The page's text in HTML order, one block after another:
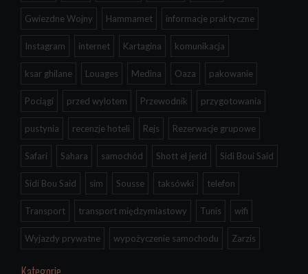
Gwiezdne Wojny Hammamet informacje praktyczne
Instagram internet Kartagina komunikacja
ksar ghilane Louages Medina Oaza pakowanie
Pociągi przed wylotem Przewodnik przygotowania
pustynia recenzje hoteli Rejs Rezerwacje grupowe
Safari Sahara samochód Shott el jerid Sidi Boui Said
Sidi Bou Said sim Sousse taksówki telefon
Transport transport międzymiastowy Tunis wifi
Wyjazdy prywatne wypożyczenie samochodu Zarzis